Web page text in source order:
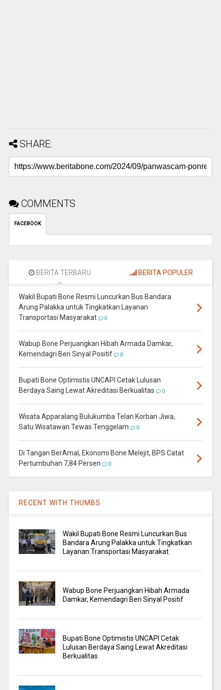
SHARE:
COMMENTS
FACEBOOK
BERITA TERBARU BERITA POPULER
Wakil Bupati Bone Resmi Luncurkan Bus Bandara
Arung Palakka untuk Tingkatkan Layanan
Transportasi Masyarakat
0
Wabup Bone Perjuangkan Hibah Armada Damkar,
Kemendagri Beri Sinyal Positif
0
Bupati Bone Optimistis UNCAPI Cetak Lulusan
Berdaya Saing Lewat Akreditasi Berkualitas
0
Wisata Apparalang Bulukumba Telan Korban Jiwa,
Satu Wisatawan Tewas Tenggelam
0
Di Tangan BerAmal, Ekonomi Bone Melejit, BPS Catat
Pertumbuhan 7,84 Persen
0
RECENT WITH THUMBS
Wakil Bupati Bone Resmi Luncurkan Bus
Bandara Arung Palakka untuk Tingkatkan
Layanan Transportasi Masyarakat
Wabup Bone Perjuangkan Hibah Armada
Damkar, Kemendagri Beri Sinyal Positif
Bupati Bone Optimistis UNCAPI Cetak
Lulusan Berdaya Saing Lewat Akreditasi
Berkualitas